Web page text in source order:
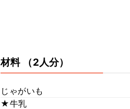
材料 （2人分）
じゃがいも
★牛乳